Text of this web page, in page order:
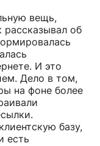
вещь,
рассказывал об
И это
Дело в том,
на фоне более
базу,
есть